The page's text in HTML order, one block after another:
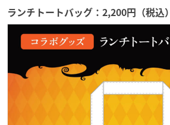
ランチトートバッグ：2,200円（税込）